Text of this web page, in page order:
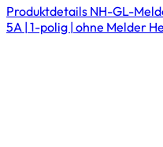
Produktdetails NH-GL-
5A | 1-polig | ohne Melder